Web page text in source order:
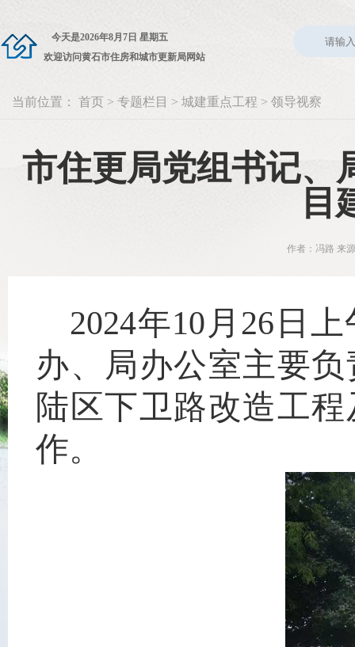
今天是2026年8月7日 星期五
欢迎访问黄石市住房和城市更新局网站
当前位置： 首页 > 专题栏目 > 城建重点工程 > 领导视察
市住更局党组书记、
目
作者：冯路 来
2024年10月26日
办、局办公室主要
陆区下卫路改造工
作。